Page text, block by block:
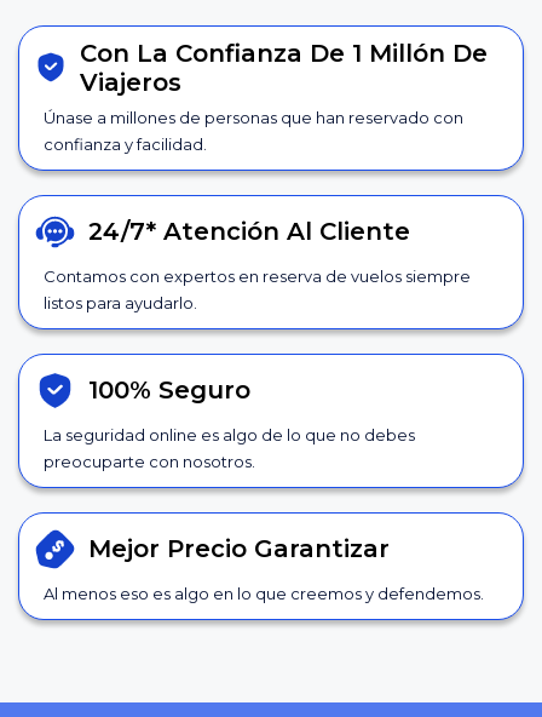
Con La Confianza De 1 Millón De
Viajeros
Únase a millones de personas que han reservado con
confianza y facilidad.
24/7* Atención Al Cliente
Contamos con expertos en reserva de vuelos siempre
listos para ayudarlo.
100% Seguro
La seguridad online es algo de lo que no debes
preocuparte con nosotros.
Mejor Precio Garantizar
Al menos eso es algo en lo que creemos y defendemos.